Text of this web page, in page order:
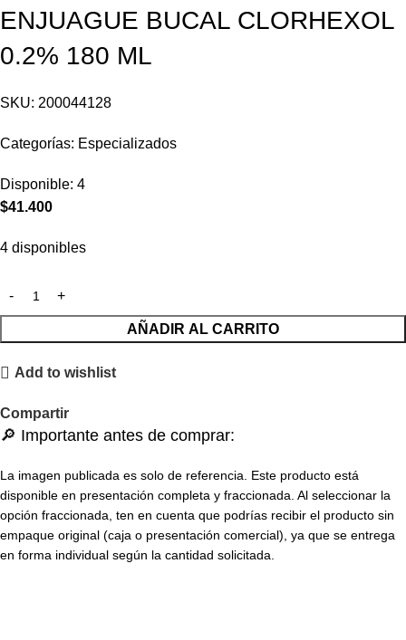
ENJUAGUE BUCAL CLORHEXOL
0.2% 180 ML
SKU: 200044128
Categorías: Especializados
Disponible: 4
$41.400
4 disponibles
AÑADIR AL CARRITO
Add to wishlist
Compartir
🔎 Importante antes de comprar:
La imagen publicada es solo de referencia. Este producto está
disponible en presentación completa y fraccionada. Al seleccionar la
opción fraccionada, ten en cuenta que podrías recibir el producto sin
empaque original (caja o presentación comercial), ya que se entrega
en forma individual según la cantidad solicitada.